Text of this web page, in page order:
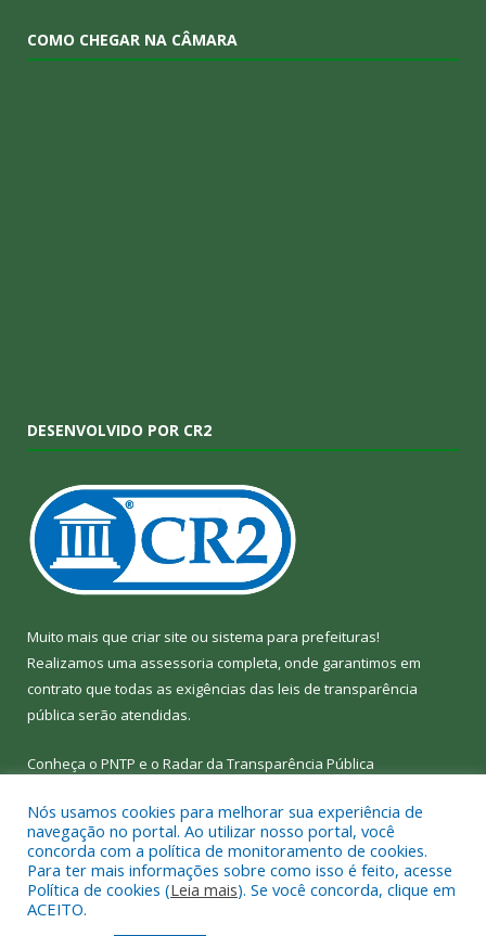
COMO CHEGAR NA CÂMARA
DESENVOLVIDO POR CR2
Muito mais que criar site ou sistema para prefeituras!
Realizamos uma assessoria completa, onde garantimos em
contrato que todas as exigências das leis de transparência
pública serão atendidas.
Conheça o PNTP e o Radar da Transparência Pública
Todos os direitos reservados a Câmara Municipal de Bom Jesus
do Tocantins.
Nós usamos cookies para melhorar sua experiência de
navegação no portal. Ao utilizar nosso portal, você
concorda com a política de monitoramento de cookies.
Para ter mais informações sobre como isso é feito, acesse
Política de cookies (Leia mais). Se você concorda, clique em
ACEITO.